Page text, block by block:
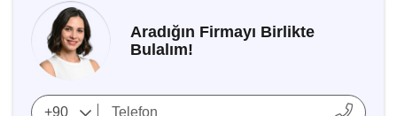
Aradığın Firmayı Birlikte
Bulalım!